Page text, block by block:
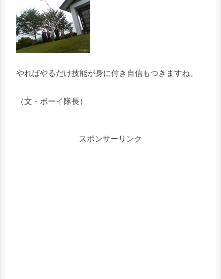
やればやるだけ技能が身に付き自信もつきますね。
（文・ボーイ隊長）
スポンサーリンク